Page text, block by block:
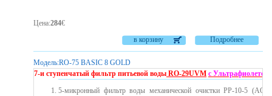
Цена:284€
Подробнее
в корзину
Модель:RO-75 BASIC 8 GOLD
7-и ступенчатый фильтр питьевой воды RO-29UVМ с Ультрафиолетом
5-микронный фильтр воды механической очистки PP-10-5